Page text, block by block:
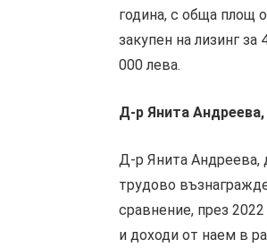
година, с обща площ
закупен на лизинг
000 лева.
Д-р Янита
Д-р Янита Андреева,
трудово
сравнение, през
и доходи от наем в